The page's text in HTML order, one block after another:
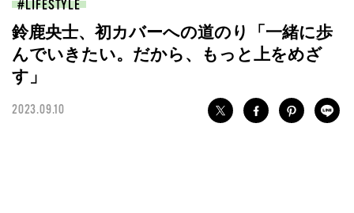
LIFESTYLE
鈴鹿央士、初カバーへの道のり「一緒に歩
んでいきたい。だから、もっと上をめざ
す」
2023.09.10